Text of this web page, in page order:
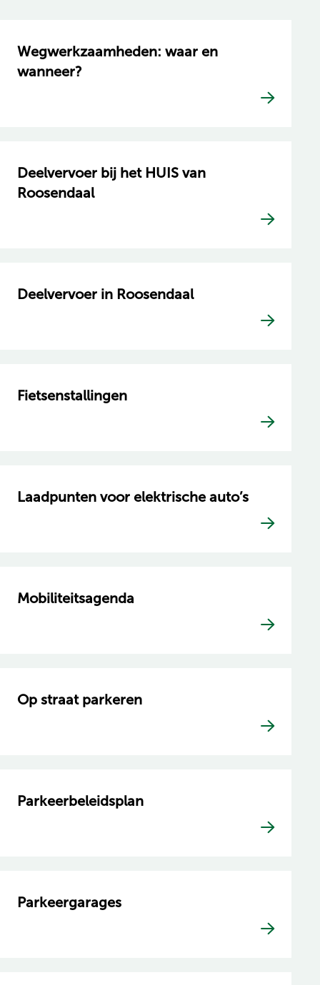
Wegwerkzaamheden: waar en
wanneer?
Deelvervoer bij het HUIS van
Roosendaal
Deelvervoer in Roosendaal
Fietsenstallingen
Laadpunten voor elektrische auto’s
Mobiliteitsagenda
Op straat parkeren
Parkeerbeleidsplan
Parkeergarages